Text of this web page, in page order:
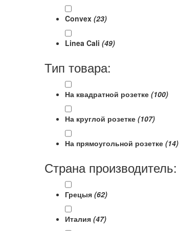
Convex (23)
Linea Cali (49)
Тип товара:
На квадратной розетке (100)
На круглой розетке (107)
На прямоугольной розетке (14)
Страна производитель:
Грецыя (62)
Италия (47)